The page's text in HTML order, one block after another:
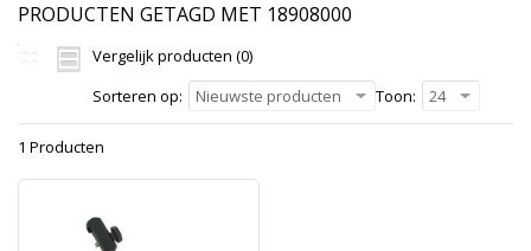
PRODUCTEN GETAGD MET 18908000
Vergelijk producten (0)
Sorteren op:
Nieuwste producten Toon: 24
1 Producten